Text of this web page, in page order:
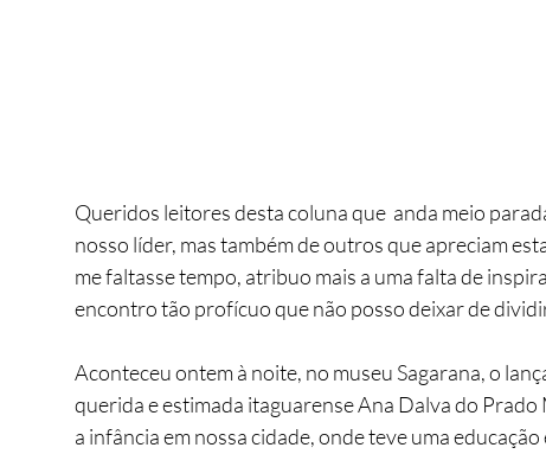
Queridos leitores desta coluna que  anda meio
nosso líder, mas também de outros que apreciam
me faltasse tempo, atribuo mais a uma falta de
encontro tão profícuo que não posso deixar de
Aconteceu ontem à noite, no museu Sagarana, o
querida e estimada itaguarense Ana Dalva do
a infância em nossa cidade, onde teve uma